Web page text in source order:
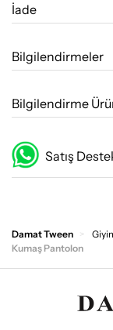
İade
Bilgilendirmeler
Bilgilendirme
Satış
Damat Tween
Kumaş Pantolon